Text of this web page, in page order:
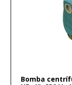
Bomba